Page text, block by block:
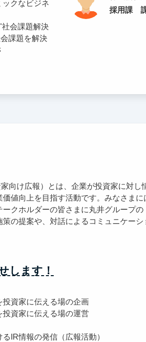
採用課
クなビジネ
社会課題解決
課題を解決
向け広報）とは、企業が投資家に対し
値向上を目指す活動です。みなさまに
クホルダーの皆さまに丸井グループの
の提案や、対話によるコミュニケーシ
します！
投資家に伝える場の企画
投資家に伝える場の運営
IR情報の発信（広報活動）